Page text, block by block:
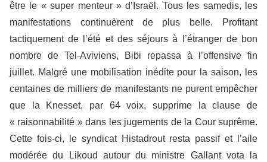
être le « super menteur » d’Israël. Tous les samedis, les
manifestations continuèrent de plus belle. Profitant
tactiquement de l’été et des séjours à l’étranger de bon
nombre de Tel-Aviviens, Bibi repassa à l’offensive fin
juillet. Malgré une mobilisation inédite pour la saison, les
centaines de milliers de manifestants ne purent empêcher
que la Knesset, par 64 voix, supprime la clause de
« raisonnabilité » dans les jugements de la Cour suprême.
Cette fois-ci, le syndicat Histadrout resta passif et l’aile
modérée du Likoud autour du ministre Gallant vota la